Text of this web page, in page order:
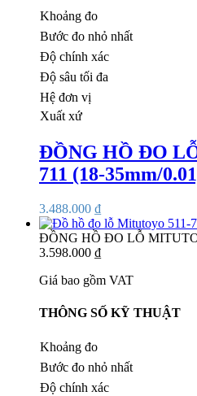
Khoảng đo
Bước đo nhỏ nhất
Độ chính xác
Độ sâu tối đa
Hệ đơn vị
Xuất xứ
ĐỒNG HỒ ĐO
711 (18-35mm/
3.488.000 ₫
ĐỒNG HỒ ĐO LỖ
3.598.000 ₫
Giá bao gồm VAT
THÔNG SỐ KỸ THUẬT
Khoảng đo
Bước đo nhỏ nhất
Độ chính xác